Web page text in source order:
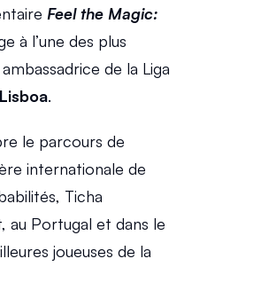
Feel the Magic:
à l’une des plus
de la Liga
.
le parcours de
internationale de
Ticha
au Portugal et dans le